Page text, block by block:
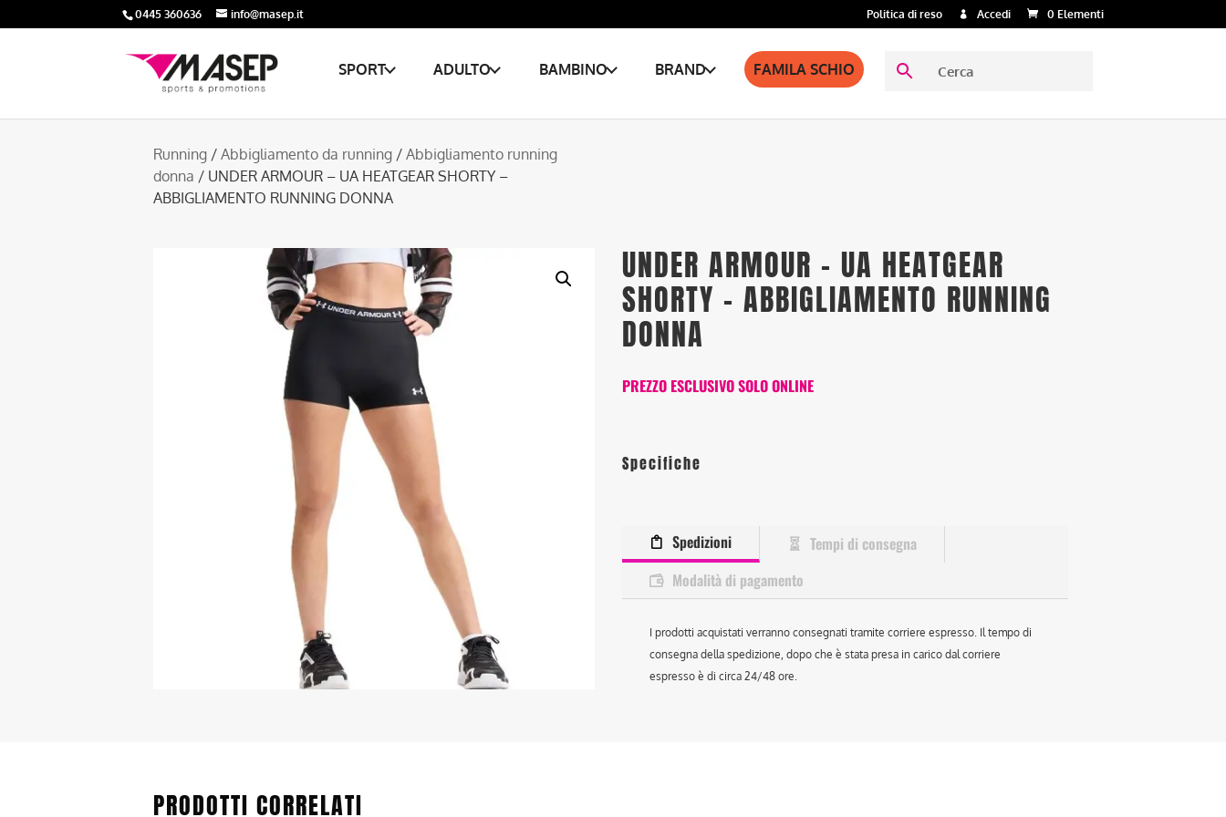
0445 360636 info@masep.it Politica di reso Accedi 0 Elementi
SPORT ADULTO BAMBINO BRAND FAMILA SCHIO
Running / Abbigliamento da running / Abbigliamento running
donna / UNDER ARMOUR – UA HEATGEAR SHORTY –
ABBIGLIAMENTO RUNNING DONNA
UNDER ARMOUR – UA HEATGEAR
SHORTY – ABBIGLIAMENTO RUNNING
DONNA
PREZZO ESCLUSIVO SOLO ONLINE
Specifiche
Spedizioni
Tempi di consegna
Modalità di pagamento
I prodotti acquistati verranno consegnati tramite corriere espresso. Il tempo di
consegna della spedizione, dopo che è stata presa in carico dal corriere
espresso è di circa 24/48 ore.
PRODOTTI CORRELATI